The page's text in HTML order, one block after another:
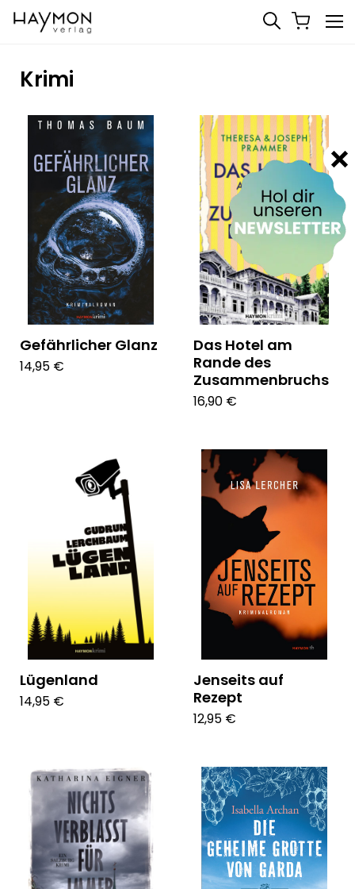
Krimi
Gefährlicher Glanz
14,95 €
Das Hotel am
Rande des
Zusammenbruchs
16,90 €
Lügenland
14,95 €
Jenseits auf
Rezept
12,95 €